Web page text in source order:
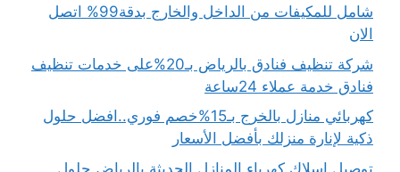
شامل للمكيفات من الداخل والخارج بدقة99% اتصل
الان
شركة تنظيف فنادق بالرياض بـ20%على خدمات تنظيف
فنادق خدمة عملاء 24ساعة
كهربائي منازل بالخرج بـ15%خصم فوري..افضل حلول
ذكية لإنارة منزلك بأفضل الأسعار
توصيل اسلاك كهرباء المنازل الحديثة بالرياض حلول